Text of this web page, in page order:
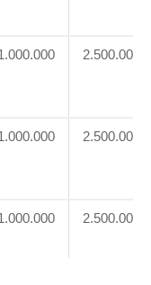
2.500.000
2.500.000
2.500.000